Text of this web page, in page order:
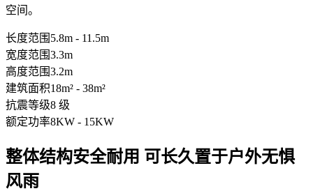
空间。
长度范围 5.8m - 11.5m
宽度范围3.3m
高度范围3.2m
建筑面积18m² - 38m²
抗震等级8 级
额定功率8KW - 15KW
整体结构安全耐用 可长久置于户外无惧
风雨